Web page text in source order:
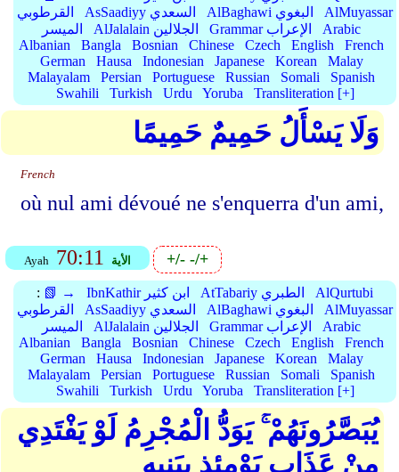
القرطوبي
AsSaadiyy السعدي AlBaghawi البغوي
AlMuyassar
الميسر
AlJalalain الجلالين Grammar الإعراب
Arabic
Albanian
Bangla Bosnian Chinese Czech English
French
German
Hausa Indonesian Japanese Korean
Malay
Malayalam
Persian Portuguese Russian Somali
Spanish
Swahili
Turkish Urdu Yoruba Transliteration [+]
وَلَا يَسْأَلُ حَمِيمٌ حَمِيمًا
French
où nul ami dévoué ne s'enquerra d'un ami,
Ayah 70:11 الأية +/--/+
: 📗 → IbnKathir ابن كثير AtTabariy الطبري
AlQurtubi
القرطوبي
AsSaadiyy السعدي AlBaghawi البغوي
AlMuyassar
الميسر
AlJalalain الجلالين Grammar الإعراب
Arabic
Albanian
Bangla Bosnian Chinese Czech English
French
German
Hausa Indonesian Japanese Korean
Malay
Malayalam
Persian Portuguese Russian Somali
Spanish
Swahili
Turkish Urdu Yoruba Transliteration [+]
يُبَصَّرُونَهُمْ ۚ يَوَدُّ الْمُجْرِمُ لَوْ يَفْتَدِي
مِنْ عَذَابِ يَوْمِئِذٍ بِبَنِيهِ